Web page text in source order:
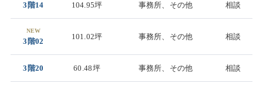
3階14 104.95坪 事務所、その他 相談
NEW
3階02
101.02坪 事務所、その他 相談
3階20 60.48坪 事務所、その他 相談